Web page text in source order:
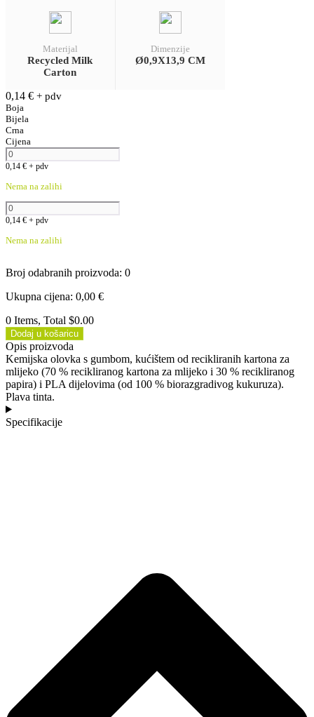
Materijal
Recycled Milk
Carton
Dimenzije
Ø0,9X13,9 CM
0,14 € + pdv
Boja
Bijela
Crna
Cijena
0,14 € + pdv
Nema na zalihi
0,14 € + pdv
Nema na zalihi
Broj odabranih proizvoda: 0
Ukupna cijena: 0,00 €
0 Items, Total $0.00
Dodaj u košaricu
Opis proizvoda
Kemijska olovka s gumbom, kućištem od recikliranih kartona za
mlijeko (70 % recikliranog kartona za mlijeko i 30 % recikliranog
papira) i PLA dijelovima (od 100 % biorazgradivog kukuruza).
Plava tinta.
Specifikacije